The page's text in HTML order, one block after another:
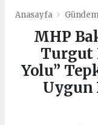
Anasayfa
MHP
Turgut
Yolu”
Uygun